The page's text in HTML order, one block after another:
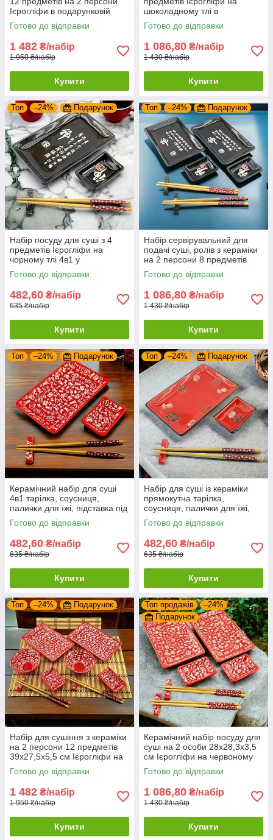
Ієрогліфи в подарунковій
упаковці
Готово до відправки
1 482 ₴/набір
1 950 ₴/набір
Купити
шоколадному тлі в
подарунковій упаковці
28*14*4см
Готово до відправки
1 086,80 ₴/набір
1 430 ₴/набір
Купити
Топ –24% Подарунок
Набір посуду для суші з 4
предметів Ієрогліфи на
чорному тлі 4в1 у
подарунковій упаковці
28*14*4см
Готово до відправки
482,60 ₴/набір
635 ₴/набір
Купити
Топ –24% Подарунок
Набір сервірувальний для
подачі суші, ролів з кераміки
на 2 персони 8 предметів
28х28,3х3,5 см Ієрогліфи
Готово до відправки
1 086,80 ₴/набір
1 430 ₴/набір
Купити
Топ –24% Подарунок
Керамічний набір для суші
4в1 тарілка, соусниця,
палички для їжі, підставка під
палички 28х14 см
Готово до відправки
482,60 ₴/набір
635 ₴/набір
Купити
Топ –24% Подарунок
Набір для суші із кераміки
прямокутна тарілка,
соусниця, палички для їжі,
підставка під палички 28х14
см
Готово до відправки
482,60 ₴/набір
635 ₴/набір
Купити
Топ –24% Подарунок
Набір для сушіння з кераміки
на 2 персони 12 предметів
39х27,5х5,5 см Ієрогліфи на
червоному тлі
Готово до відправки
1 482 ₴/набір
1 950 ₴/набір
Купити
Топ продажів
–24%
Подарунок
Керамічний набір посуду для
суші на 2 особи 28х28,3х3,5
см Ієрогліфи на червоному
тлі в подарунковій упаковці
Готово до відправки
1 086,80 ₴/набір
1 430 ₴/набір
Купити